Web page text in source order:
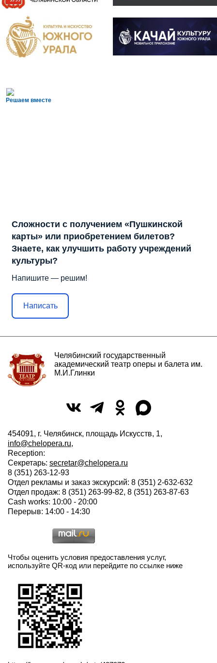
Решаем вместе
Сложности с получением «Пушкинской
карты» или приобретением билетов?
Знаете, как улучшить работу учреждений
культуры?
Напишите — решим!
Написать
Челябинский государственный
академический театр оперы и балета им.
М.И.Глинки
454091, г. Челябинск, площадь Искусств, 1,
info@chelopera.ru,
Reception:
Секретарь: secretar@chelopera.ru
8 (351) 263-12-93
Отдел рекламы и заказ экскурсий: 8 (351) 2-632-632
Отдел продаж: 8 (351) 263-99-82, 8 (351) 263-87-63
Cash works: 10:00 - 20:00
Перерыв: 14:00 - 14:30
Чтобы оценить условия предоставления услуг,
используйте QR-код или перейдите по ссылке ниже